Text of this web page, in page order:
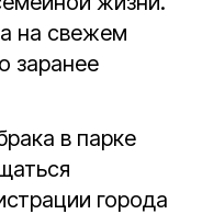
на свежем
заранее
в парке
города